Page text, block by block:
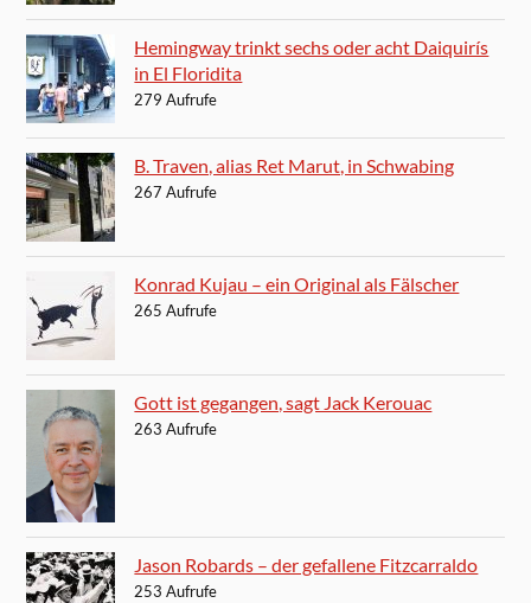
Hemingway trinkt sechs oder acht Daiquirís
in El Floridita
279 Aufrufe
B. Traven, alias Ret Marut, in Schwabing
267 Aufrufe
Konrad Kujau – ein Original als Fälscher
265 Aufrufe
Gott ist gegangen, sagt Jack Kerouac
263 Aufrufe
Jason Robards – der gefallene Fitzcarraldo
253 Aufrufe